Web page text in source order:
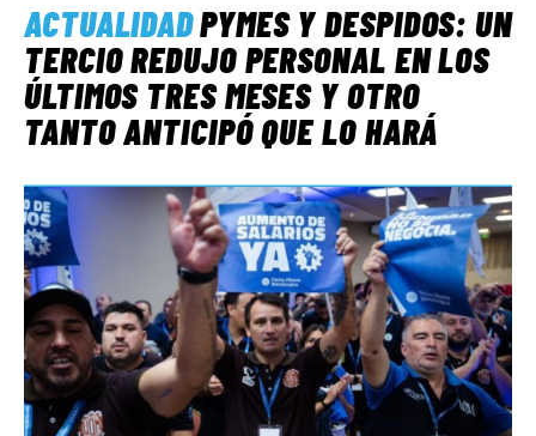
ACTUALIDADPYMES Y DESPIDOS: UN
TERCIO REDUJO PERSONAL EN LOS
ÚLTIMOS TRES MESES Y OTRO
TANTO ANTICIPÓ QUE LO HARÁ